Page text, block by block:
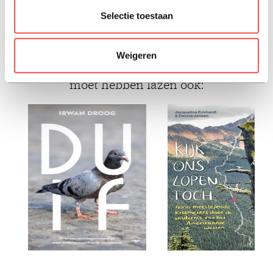
Selectie toestaan
Weigeren
liefhebbers van 103 boeken die je gelezen
moet hebben lazen ook: